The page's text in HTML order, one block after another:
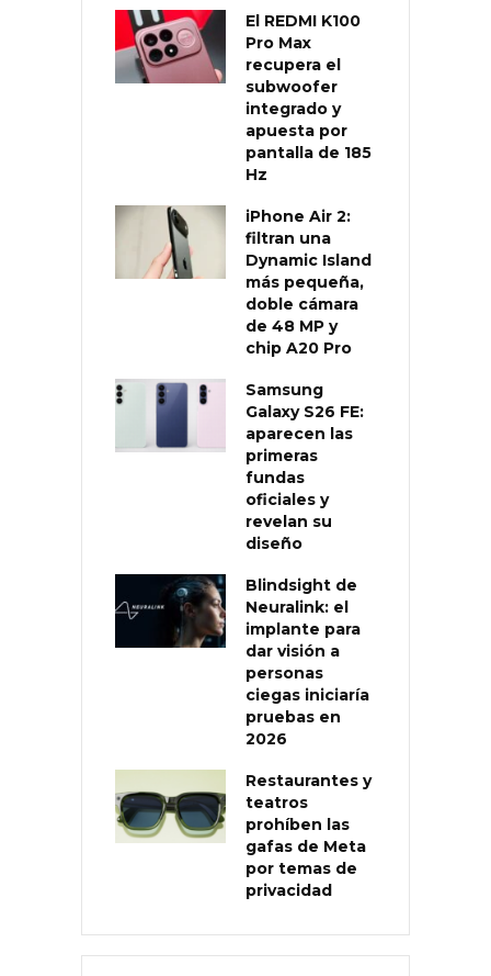
El REDMI K100
Pro Max
recupera el
subwoofer
integrado y
apuesta por
pantalla de 185
Hz
iPhone Air 2:
filtran una
Dynamic Island
más pequeña,
doble cámara
de 48 MP y
chip A20 Pro
Samsung
Galaxy S26 FE:
aparecen las
primeras
fundas
oficiales y
revelan su
diseño
Blindsight de
Neuralink: el
implante para
dar visión a
personas
ciegas iniciaría
pruebas en
2026
Restaurantes y
teatros
prohíben las
gafas de Meta
por temas de
privacidad